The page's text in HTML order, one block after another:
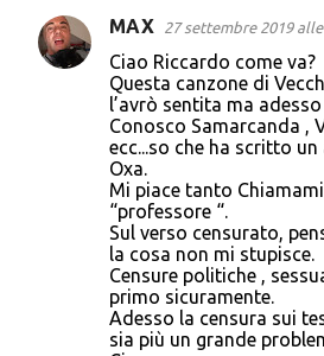
MAX 27 settembre 2019
Ciao Riccardo come va?
Questa canzone di
l’avrò sentita ma
Conosco Samarcanda ,
ecc...so che ha scritto
Oxa.
Mi piace tanto
“professore “.
Sul verso censurato,
la cosa non mi stupisce.
Censure politiche ,
primo sicuramente.
Adesso la censura sui
sia più un grande